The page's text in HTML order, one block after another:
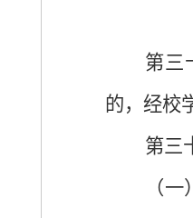
第三
的，经校
第三
（